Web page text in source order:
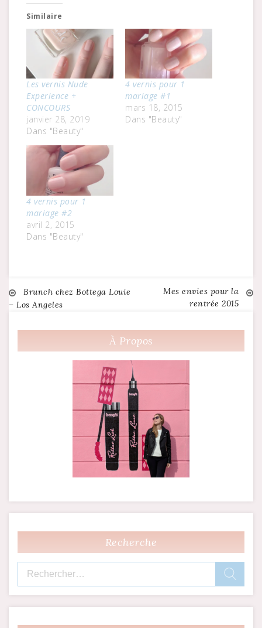
Similaire
Les vernis Nude
Experience +
CONCOURS
janvier 28, 2019
Dans "Beauty"
4 vernis pour 1
mariage #1
mars 18, 2015
Dans "Beauty"
4 vernis pour 1
mariage #2
avril 2, 2015
Dans "Beauty"
Navigation
de
l’article
Brunch chez Bottega Louie
– Los Angeles
Mes envies pour la
rentrée 2015
À Propos
Recherche